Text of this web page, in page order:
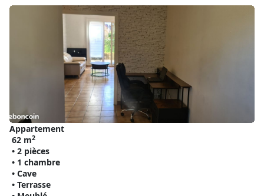
Appartement
62 m2
• 2 pièces
• 1 chambre
• Cave
• Terrasse